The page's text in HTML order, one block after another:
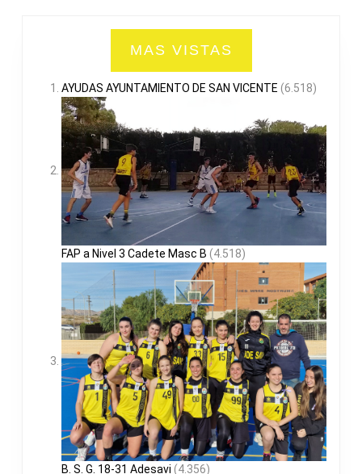
MAS VISTAS
AYUDAS AYUNTAMIENTO DE SAN VICENTE (6.518)
FAP a Nivel 3 Cadete Masc B (4.518)
B. S. G. 18-31 Adesavi (4.356)